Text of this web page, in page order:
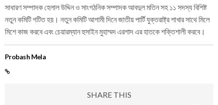
সাধারণ সম্পাদক হেলাল উদ্দিন ও সাংগঠনিক সম্পাদক আবদুল মতিন সহ ১১ সদস্য বিশিষ্ট
নতুন কমিটি গটিত হয়। নতুন কমিটি আগামী দিনে জাতীয় পার্টি যুক্তরাষ্ট্র শাখার সাথে মিলে
মিশে কাজ করবে এবং চেয়ারম্যান হুসাইন মুহাম্মদ এরশাদ এর হাতকে শক্তিশালী করবে।
Probash Mela
SHARE THIS